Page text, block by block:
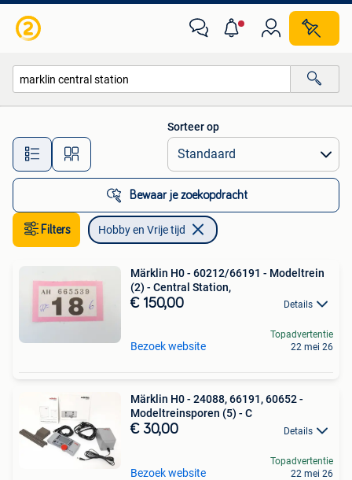
Alle afstanden…
Sorteer op
Bewaar je zoekopdracht
Filters Hobby en Vrije tijd
Märklin H0 - 60212/66191 - Modeltrein
(2) - Central Station,
€ 150,00 Details
Bezoek website
Topadvertentie
22 mei 26
Märklin H0 - 24088, 66191, 60652 -
Modeltreinsporen (5) - C
€ 30,00 Details
Bezoek website
Topadvertentie
22 mei 26